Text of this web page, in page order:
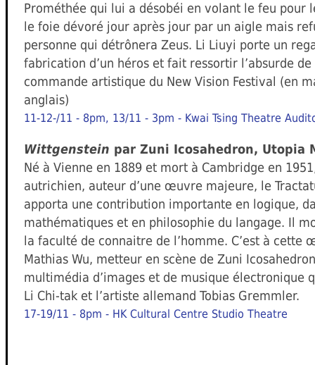
Prométhée qui lui a désobéi en volant le feu pour
le foie dévoré jour après jour par un aigle mais
personne qui détrônera Zeus. Li Liuyi porte un
fabrication d’un héros et fait ressortir l’absurde
commande artistique du New Vision Festival (en
anglais)
11-12-/11 - 8pm, 13/11 - 3pm - Kwai Tsing Theatre
Wittgenstein par Zuni Icosahedron, Utopia
Né à Vienne en 1889 et mort à Cambridge en
autrichien, auteur d’une œuvre majeure, le
apporta une contribution importante en logique,
mathématiques et en philosophie du langage. Il
la faculté de connaitre de l’homme. C’est à cette
Mathias Wu, metteur en scène de Zuni
multimédia d’images et de musique électronique
Li Chi-tak et l’artiste allemand Tobias Gremmler.
17-19/11 - 8pm - HK Cultural Centre Studio Theatre